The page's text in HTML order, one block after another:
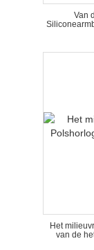
Van
Het
van de